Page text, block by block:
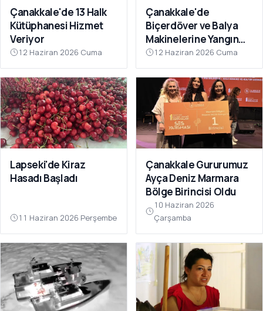
Çanakkale'de 13 Halk
Kütüphanesi Hizmet
Veriyor
12 Haziran 2026 Cuma
Çanakkale'de
Biçerdöver ve Balya
Makinelerine Yangın
Denetimi
12 Haziran 2026 Cuma
Lapseki'de Kiraz
Hasadı Başladı
11 Haziran 2026 Perşembe
Çanakkale Gururumuz
Ayça Deniz Marmara
Bölge Birincisi Oldu
10 Haziran 2026
Çarşamba